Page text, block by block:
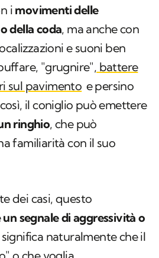
i movimenti delle
della coda, ma anche con
e suoni ben
"grugnire", battere
sul pavimento e persino
il coniglio può emettere
ringhio, che può
familiarità con il suo
dei casi, questo
un segnale di aggressività o
naturalmente che il